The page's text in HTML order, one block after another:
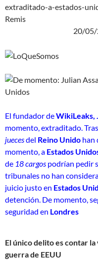
extraditado-a-
20/05/
El fundador deWikiLeaks,
momento, extraditado. Tras
juecesdel Reino Unido han
momento, a Estados
de 18 cargos podrían pedir
tribunales no han
juicio justo en Estados
detención. De momento,
seguridad en Londres
El único delito es contar
guerra de EEUU